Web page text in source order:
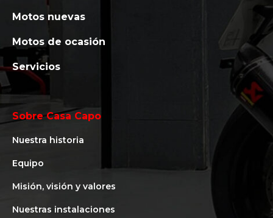
Motos nuevas
Motos de ocasión
Servicios
Sobre Casa Capo
Nuestra historia
Equipo
Misión, visión y valores
Nuestras instalaciones